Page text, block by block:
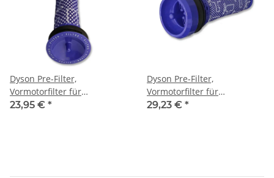
Dyson Pre-Filter,
Vormotorfilter für
Modellreihe DC58, DC59,
23,95 € *
Dyson Pre-Filter,
Vormotorfilter für
Modellreihe DC37
29,23 € *